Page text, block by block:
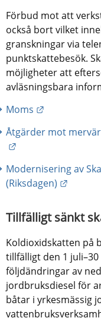
Förbud mot att
också bort vilket
granskningar via
punktskattebesök.
möjligheter att
avläsningsbara
Moms
Åtgärder mot
Modernisering av
(Riksdagen)
Tillfälligt sänkt
Koldioxidskatten på
tillfälligt den 1
följdändringar av
jordbruksdiesel för
båtar i yrkesmässig